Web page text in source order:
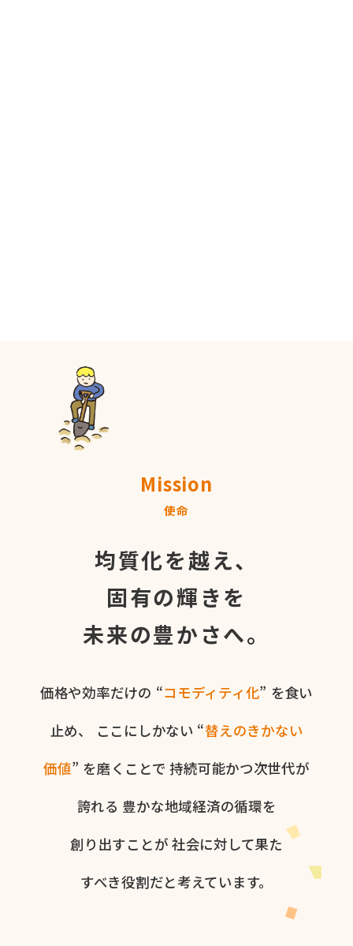
Mission
使命
均質化を越え、
固有の輝きを
未来の豊かさへ。
価格や​効率だけの​ “コモディティ化” を​食い​
止め、
ここに​しかない​ “替えの​きかない​
価値” を​磨く​ことで 持続可能かつ次世代が​
誇れる 豊かな​地域経済の​循環を​
創り出すことが 社会に​対して​果た​
すべき役割だと​考えています。​